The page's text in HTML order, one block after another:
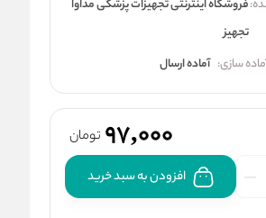
فروشگاه اینترنتی تجهیزات پزشکی مداوا
تجهیز
سازی: آماده ارسال
97,000 تومان
افزودن به سبد خرید